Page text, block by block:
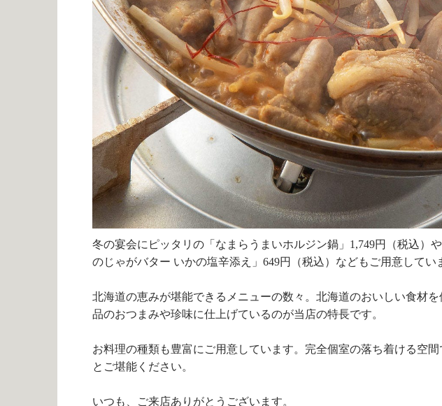
冬の宴会にピッタリの「なまらうまいホルジン鍋」 1,749円（税込）
のじゃがバター いかの塩辛添え」 649円（税込）などもご用意してい
北海道の恵みが堪能できるメニューの数々。北海道のおいしい食材
品のおつまみや珍味に仕上げているのが当店の特長です。
お料理の種類も豊富にご用意しています。完全個室の落ち着ける空
とご堪能ください。
いつも、ご来店ありがとうございます。